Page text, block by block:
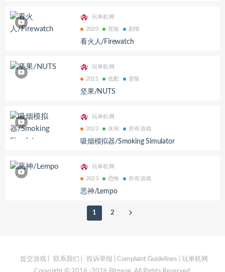
玩单机网
2020 冒险 剧情
看火人/Firewatch
玩单机网
2021 低配 冒险
坚果/NUTS
玩单机网
2023 休闲 所有游戏
吸烟模拟器/Smoking Simulator
玩单机网
2023 恐怖 所有游戏
恶神/Lempo
1 2
提交游戏| 联系我们 投诉举报 | Complaint Guidelines | 玩单机网